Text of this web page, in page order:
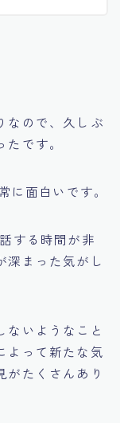
なので、久しぶ
です。
面白いです。
する時間が非
深まった気がし
ないようなこと
よって新たな気
がたくさんあり